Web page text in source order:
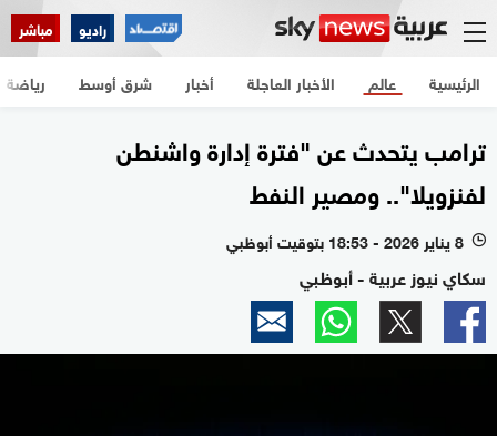
راديو مباشر
الرئيسية الأخبار العاجلة أخبار شرق أوسط عالم رياضة
ترامب يتحدث عن "فترة إدارة واشنطن
لفنزويلا".. ومصير النفط
l 8 يناير 2026 - 18:53 بتوقيت أبوظبي
سكاي نيوز عربية - أبوظبي